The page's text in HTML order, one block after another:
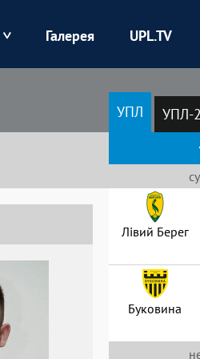
Галерея UPL.TV
УПЛ УПЛ-2
Лівий Берег
Буковина